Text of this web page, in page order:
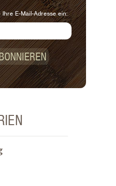
Ihre E-Mail-Adresse ein: